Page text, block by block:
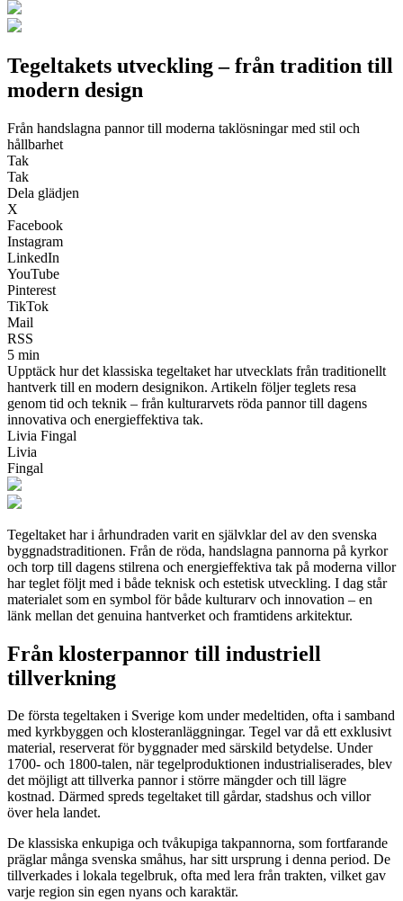
Tegeltakets utveckling – från tradition till
modern design
Från handslagna pannor till moderna taklösningar med stil och
hållbarhet
Tak
Tak
Dela glädjen
X
Facebook
Instagram
LinkedIn
YouTube
Pinterest
TikTok
Mail
RSS
5 min
Upptäck hur det klassiska tegeltaket har utvecklats från traditionellt
hantverk till en modern designikon. Artikeln följer teglets resa
genom tid och teknik – från kulturarvets röda pannor till dagens
innovativa och energieffektiva tak.
Livia Fingal
Livia
Fingal
Tegeltaket har i århundraden varit en självklar del av den svenska
byggnadstraditionen. Från de röda, handslagna pannorna på kyrkor
och torp till dagens stilrena och energieffektiva tak på moderna villor
har teglet följt med i både teknisk och estetisk utveckling. I dag står
materialet som en symbol för både kulturarv och innovation – en
länk mellan det genuina hantverket och framtidens arkitektur.
Från klosterpannor till industriell
tillverkning
De första tegeltaken i Sverige kom under medeltiden, ofta i samband
med kyrkbyggen och klosteranläggningar. Tegel var då ett exklusivt
material, reserverat för byggnader med särskild betydelse. Under
1700- och 1800-talen, när tegelproduktionen industrialiserades, blev
det möjligt att tillverka pannor i större mängder och till lägre
kostnad. Därmed spreds tegeltaket till gårdar, stadshus och villor
över hela landet.
De klassiska enkupiga och tvåkupiga takpannorna, som fortfarande
präglar många svenska småhus, har sitt ursprung i denna period. De
tillverkades i lokala tegelbruk, ofta med lera från trakten, vilket gav
varje region sin egen nyans och karaktär.